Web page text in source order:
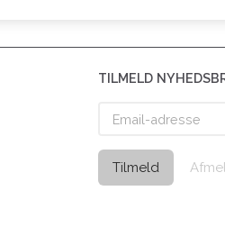
TILMELD
adresse
Tilmeld